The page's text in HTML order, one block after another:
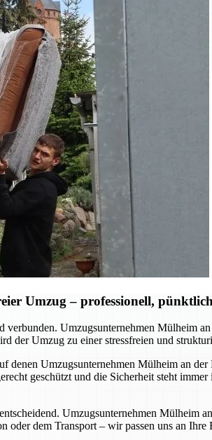
Umzug – professionell,
Umzugsunternehmen Mülheim
der Umzug zu einer stressfreien und
denen Umzugsunternehmen Mülheim an
geschützt und die Sicherheit steht
Umzugsunternehmen
dem Transport – wir passen uns an